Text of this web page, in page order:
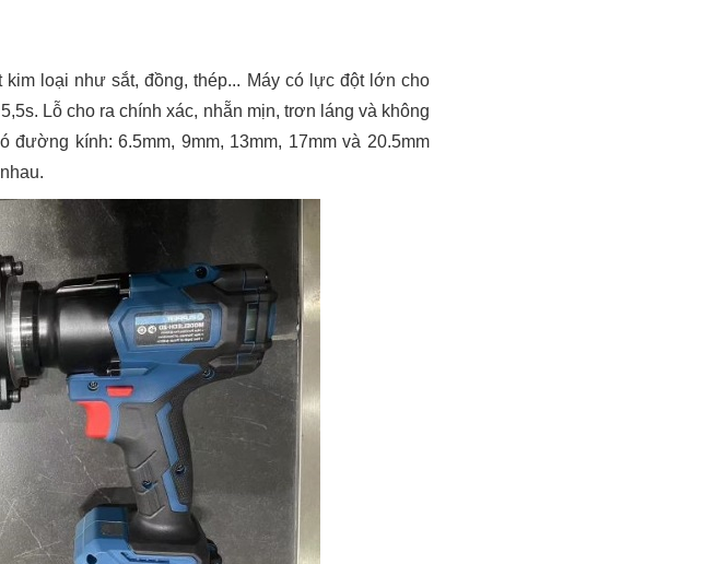
loại như sắt, đồng, thép... Máy có lực đột lớn cho
Lỗ cho ra chính xác, nhẵn mịn, trơn láng và không
kính: 6.5mm, 9mm, 13mm, 17mm và 20.5mm